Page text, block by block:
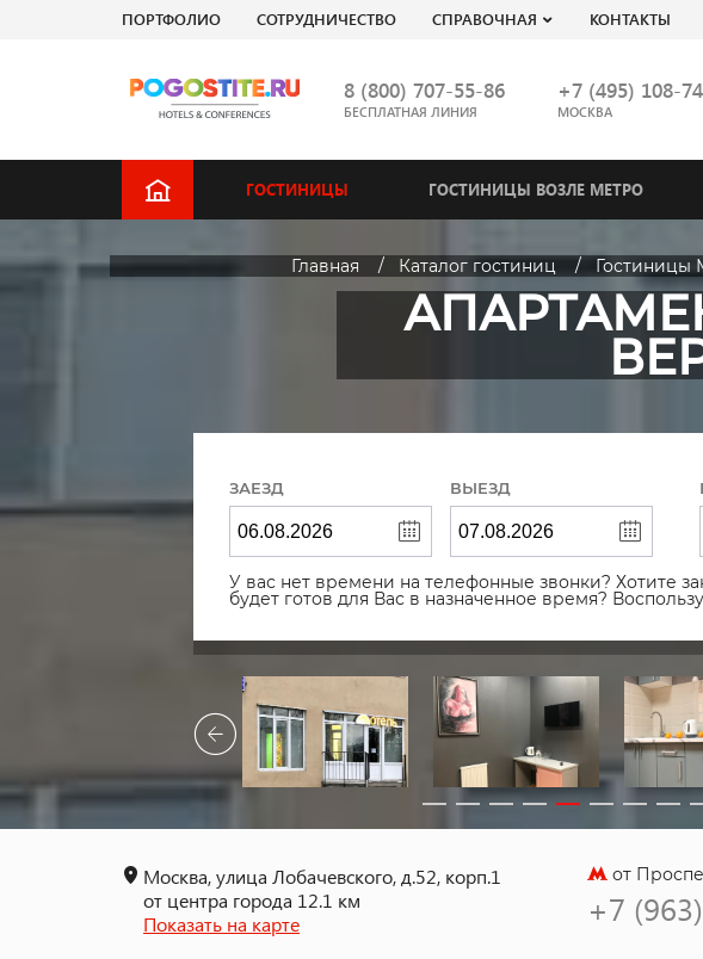
ПОРТФОЛИО СОТРУДНИЧЕСТВО СПРАВОЧНАЯ КОНТАКТЫ
8 (800) 707-55-86
БЕСПЛАТНАЯ ЛИНИЯ
+7 (495) 108-
МОСКВА
ГОСТИНИЦЫ ГОСТИНИЦЫ ВОЗЛЕ МЕТРО
Главная Каталог гостиниц
ЗАЕЗД ВЫЕЗД
У вас нет времени на телефонные звонки? Хотите
будет готов для Вас в назначенное время?
Москва, улица Лобачевского, д.52, корп.1
от центра города 12.1 км
Показать на карте
от
+7